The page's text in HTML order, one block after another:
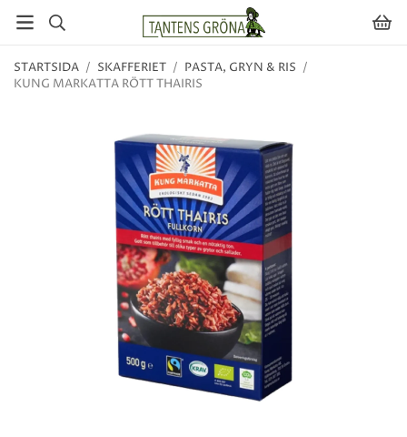
STARTSIDA / SKAFFERIET / PASTA, GRYN & RIS /
KUNG MARKATTA RÖTT THAIRIS